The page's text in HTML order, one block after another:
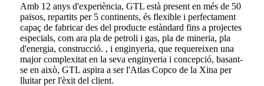
Amb 12 anys d'experiència, GTL està present en més de 50
països, repartits per 5 continents, és flexible i perfectament
capaç de fabricar des del producte estàndard fins a projectes
especials, com ara pla de petroli i gas, pla de mineria, pla
d'energia, construcció. , i enginyeria, que requereixen una
major complexitat en la seva enginyeria i concepció, basant-
se en això, GTL aspira a ser l'Atlas Copco de la Xina per
lluitar per l'èxit del client.